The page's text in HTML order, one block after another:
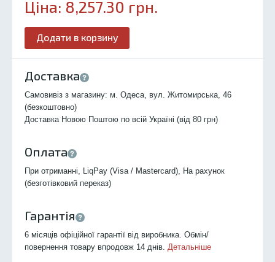
Ціна: 8,257.30 грн.
Додати в корзину
Доставка
Самовивіз з магазину: м. Одеса, вул. Житомирська, 46
(безкоштовно)
Доставка Новою Поштою по всій Україні (від 80 грн)
Оплата
При отриманні, LiqPay (Visa / Mastercard), На рахунок
(безготівковий переказ)
Гарантія
6 місяців офіційної гарантії від виробника. Обмін/
повернення товару впродовж 14 днів. Детальніше